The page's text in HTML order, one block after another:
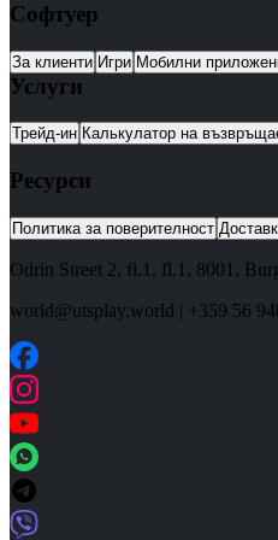
Софтуер
За клиенти Игри Мобилни
Услуги
Трейд-ин Калькулатор на
Ресурси
Политика за поверителност
Odrin Street 2, fl.1 , fl.1, 8001 ,
world@utsplay.world | +359 56